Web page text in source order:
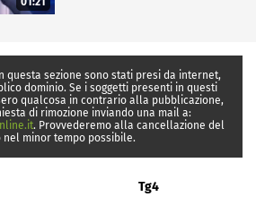
questa sezione sono stati presi da internet,
dominio. Se i soggetti presenti in questi
qualcosa in contrario alla pubblicazione,
di rimozione inviando una mail a:
. Provvederemo alla cancellazione del
nel minor tempo possibile.
Tg4